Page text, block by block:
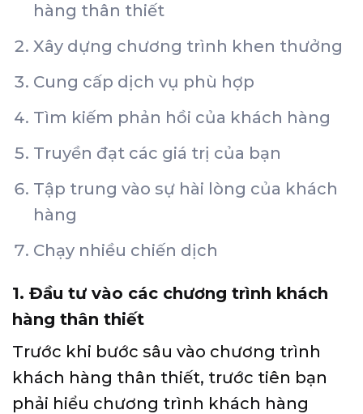
hàng thân thiết
Xây dựng chương trình khen thưởng
Cung cấp dịch vụ phù hợp
Tìm kiếm phản hồi của khách hàng
Truyền đạt các giá trị của bạn
Tập trung vào sự hài lòng của khách
hàng
Chạy nhiều chiến dịch
1. Đầu tư vào các chương trình khách
hàng thân thiết
Trước khi bước sâu vào chương trình
khách hàng thân thiết, trước tiên bạn
phải hiểu chương trình khách hàng